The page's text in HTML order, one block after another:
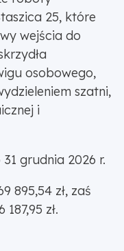
25, które
wejścia do
osobowego,
szatni,
i
grudnia 2026 r.
895,54 zł, zaś
zł.